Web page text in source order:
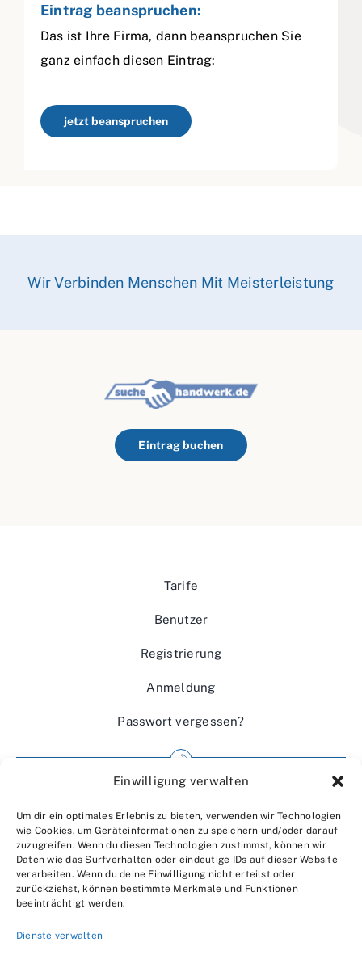
Einwilligung verwalten
Um dir ein optimales Erlebnis zu bieten, verwenden wir Technologien
wie Cookies, um Geräteinformationen zu speichern und/oder darauf
zuzugreifen. Wenn du diesen Technologien zustimmst, können wir
Daten wie das Surfverhalten oder eindeutige IDs auf dieser Website
verarbeiten. Wenn du deine Einwilligung nicht erteilst oder
zurückziehst, können bestimmte Merkmale und Funktionen
beeinträchtigt werden.
Dienste verwalten
Eintrag beanspruchen:
Das ist Ihre Firma, dann beanspruchen Sie
ganz einfach diesen Eintrag:
jetzt beanspruchen
Wir Verbinden Menschen Mit Meisterleistung
Eintrag buchen
Tarife
Benutzer
Registrierung
Anmeldung
Passwort vergessen?
Wir über uns
Kontakt
Datenschutzerklärung